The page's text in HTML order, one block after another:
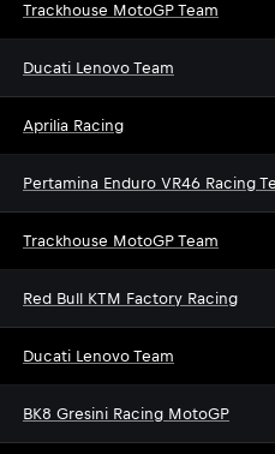
Trackhouse MotoGP Team
Ducati Lenovo Team
Aprilia Racing
Pertamina Enduro VR46 Racing
Trackhouse MotoGP Team
Red Bull KTM Factory Racing
Ducati Lenovo Team
BK8 Gresini Racing MotoGP